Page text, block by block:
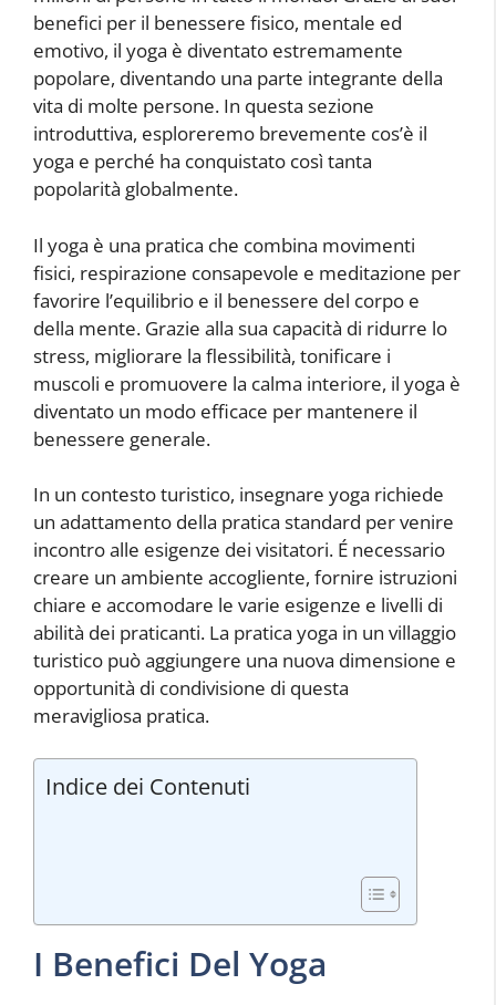
benefici per il benessere fisico, mentale ed
emotivo, il yoga è diventato estremamente
popolare, diventando una parte integrante della
vita di molte persone. In questa sezione
introduttiva, esploreremo brevemente cos’è il
yoga e perché ha conquistato così tanta
popolarità globalmente.
Il yoga è una pratica che combina movimenti
fisici, respirazione consapevole e meditazione per
favorire l’equilibrio e il benessere del corpo e
della mente. Grazie alla sua capacità di ridurre lo
stress, migliorare la flessibilità, tonificare i
muscoli e promuovere la calma interiore, il yoga è
diventato un modo efficace per mantenere il
benessere generale.
In un contesto turistico, insegnare yoga richiede
un adattamento della pratica standard per venire
incontro alle esigenze dei visitatori. É necessario
creare un ambiente accogliente, fornire istruzioni
chiare e accomodare le varie esigenze e livelli di
abilità dei praticanti. La pratica yoga in un villaggio
turistico può aggiungere una nuova dimensione e
opportunità di condivisione di questa
meravigliosa pratica.
Indice dei Contenuti
I Benefici Del Yoga